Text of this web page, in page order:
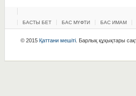
БАСТЫ БЕТ БАС МҮФТИ БАС ИМАМ
© 2015 Қаттани мешіті. Барлық құқықтары